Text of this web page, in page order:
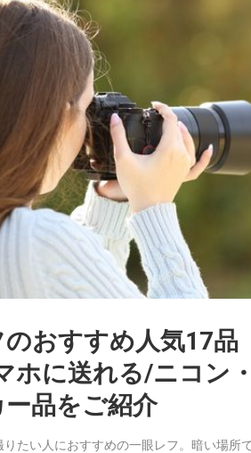
おすすめ人気17品
ホに送れる/ニコン
品をご紹介
りたい人におすすめの一眼レフ。暗い場所